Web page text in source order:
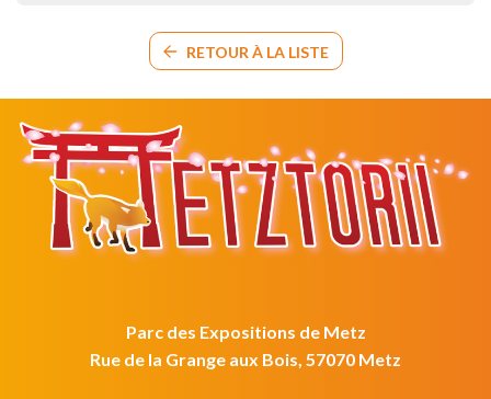
RETOUR À LA LISTE
Parc des Expositions de Metz
Rue de la Grange aux Bois, 57070 Metz